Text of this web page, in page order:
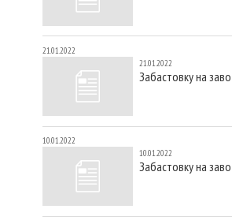
21.01.2022
21.01.2022
Забастовку на
10.01.2022
10.01.2022
Забастовку на